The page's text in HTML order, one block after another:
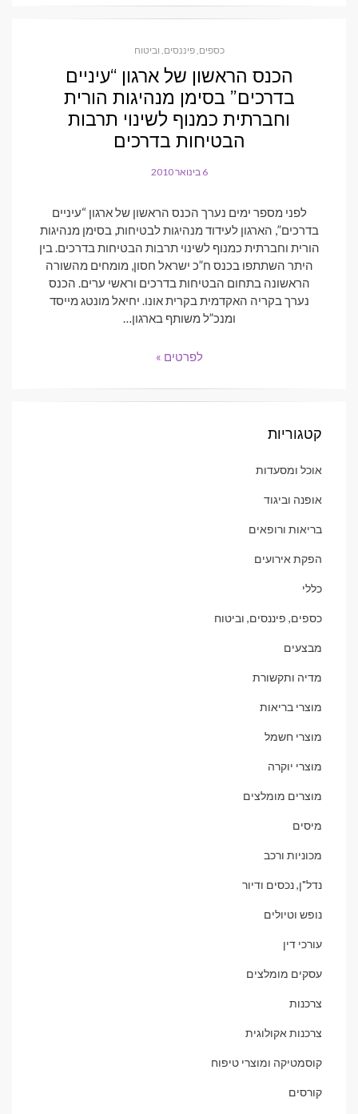
כספים, פיננסים, וביטוח
הכנס הראשון של ארגון “עיניים
בדרכים” בסימן מנהיגות הורית
וחברתית כמנוף לשינוי תרבות
הבטיחות בדרכים
POSTED
6 בינואר 2010
לפני מספר ימים נערך הכנס הראשון של ארגון “עיניים
בדרכים”, הארגון לעידוד מנהיגות לבטיחות, בסימן מנהיגות
הורית וחברתית כמנוף לשינוי תרבות הבטיחות בדרכים. בין
היתר השתתפו בכנס ח”כ ישראל חסון, מומחים מהשורה
הראשונה בתחום הבטיחות בדרכים וראשי ערים. הכנס
נערך בקריה האקדמית בקרית אונו. יחיאל מונטג מייסד
ומנכ”ל משותף בארגון…
לפרטים »
קטגוריות
אוכל ומסעדות
אופנה וביגוד
בריאות ורופאים
הפקת אירועים
כללי
כספים, פיננסים, וביטוח
מבצעים
מדיה ותקשורת
מוצרי בריאות
מוצרי חשמל
מוצרי יוקרה
מוצרים מומלצים
מיסים
מכוניות ורכב
נדל"ן, נכסים ודיור
נופש וטיולים
עורכי דין
עסקים מומלצים
צרכנות
צרכנות אקולוגית
קוסמטיקה ומוצרי טיפוח
קורסים